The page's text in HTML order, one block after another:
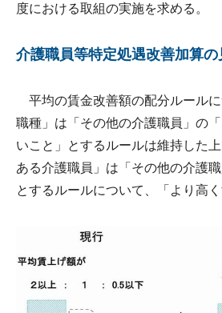
度における取組の実施を求める。
介護職員等特定処遇改善加算の
平均の賃金改善額の配分ルール
職種」は「その他の介護職員」の
いこと」とするルールは維持した
ある介護職員」は「その他の介護職
とするルールについて、「より高